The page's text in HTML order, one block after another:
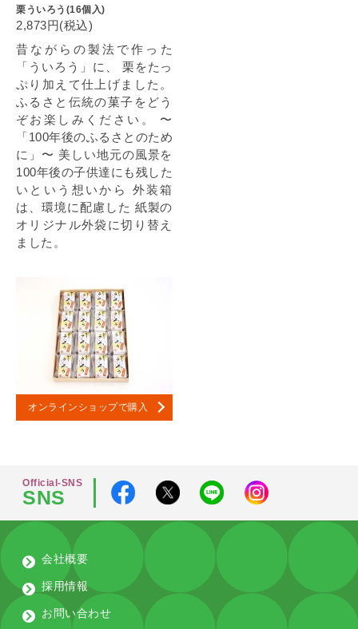
栗ういろう(16個入)
2,873円(税込)
昔ながらの製法で作った
「ういろう」に、 栗をたっ
ぷり加えて仕上げました。
ふるさと伝統の菓子をどう
ぞお楽しみください。 〜
「100年後のふるさとのため
に」〜 美しい地元の風景を
100年後の子供達にも残した
いという想いから 外装箱
は、環境に配慮した 紙製の
オリジナル外袋に切り替え
ました。
オンラインショップで購入
Official-SNS
SNS
会社概要
採用情報
お問い合わせ